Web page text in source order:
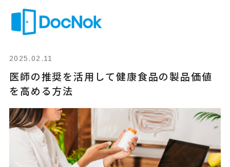
2025.02.11
医師の推奨を活用して健康食品の製品価値
を高める方法